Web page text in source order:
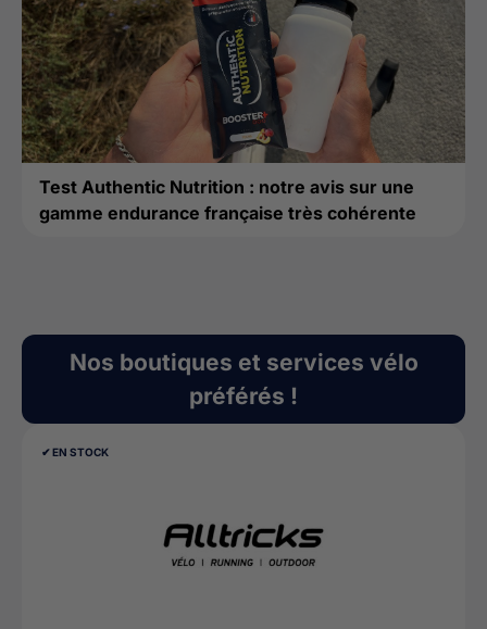
Test Authentic Nutrition : notre avis sur une
gamme endurance française très cohérente
Nos boutiques et services vélo
préférés !
✔︎ EN STOCK